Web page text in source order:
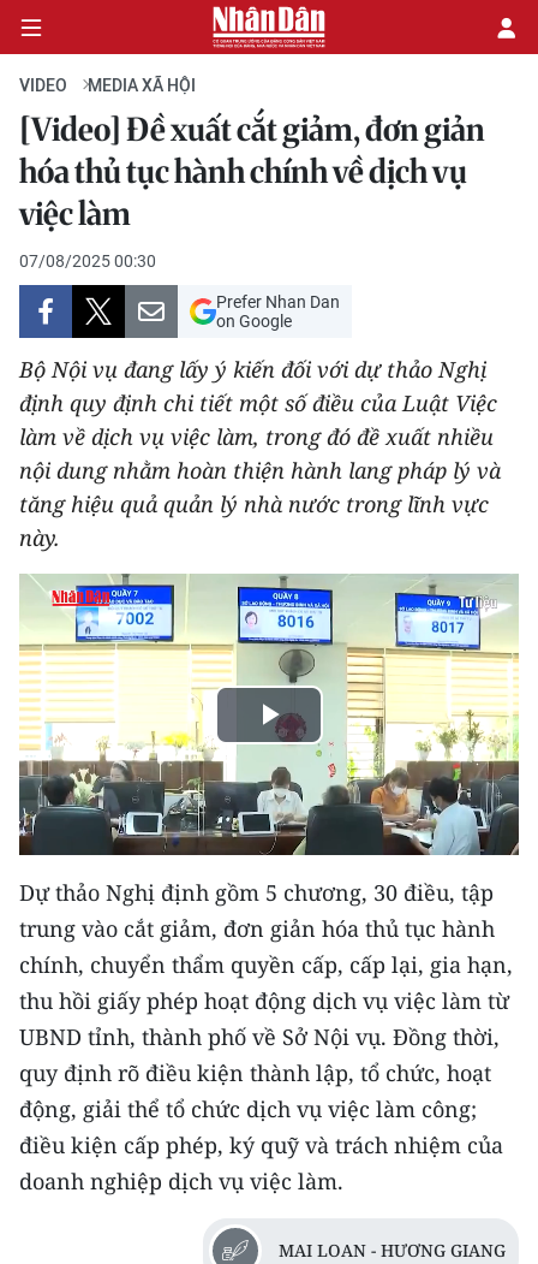
CHÍNH TRỊ
KINH TẾ
VĂN HÓA
XÃ HỘI
PHÁP LUẬT
DU LỊCH
THẾ GIỚI
THỂ THAO
GIÁO DỤC
Y TẾ
KHOA HỌC - CÔNG NGHỆ
MÔI TRƯỜNG
BẠN ĐỌC
KIỂM CHỨNG THÔNG TIN
TRI THỨC CHUYÊN SÂU
54 DÂN TỘC VIỆT NAM
CHƯƠNG TRÌNH OCOP - MỖI XÃ
MỘT SẢN PHẨM
RADIO
VIDEO MEDIA XÃ HỘI
[Video] Đề xuất cắt giảm, đơn giản
hóa thủ tục hành chính về dịch vụ
việc làm
07/08/2025 00:30
Prefer Nhan Dan
on Google
Bộ Nội vụ đang lấy ý kiến đối với dự thảo Nghị
định quy định chi tiết một số điều của Luật Việc
làm về dịch vụ việc làm, trong đó đề xuất nhiều
nội dung nhằm hoàn thiện hành lang pháp lý và
tăng hiệu quả quản lý nhà nước trong lĩnh vực
này.
Play
Video
Dự thảo Nghị định gồm 5 chương, 30 điều, tập
trung vào cắt giảm, đơn giản hóa thủ tục hành
chính, chuyển thẩm quyền cấp, cấp lại, gia hạn,
thu hồi giấy phép hoạt động dịch vụ việc làm từ
UBND tỉnh, thành phố về Sở Nội vụ. Đồng thời,
quy định rõ điều kiện thành lập, tổ chức, hoạt
động, giải thể tổ chức dịch vụ việc làm công;
điều kiện cấp phép, ký quỹ và trách nhiệm của
doanh nghiệp dịch vụ việc làm.
MAI LOAN - HƯƠNG GIANG